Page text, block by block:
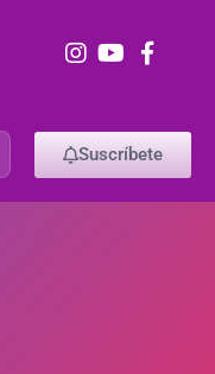
Suscríbete